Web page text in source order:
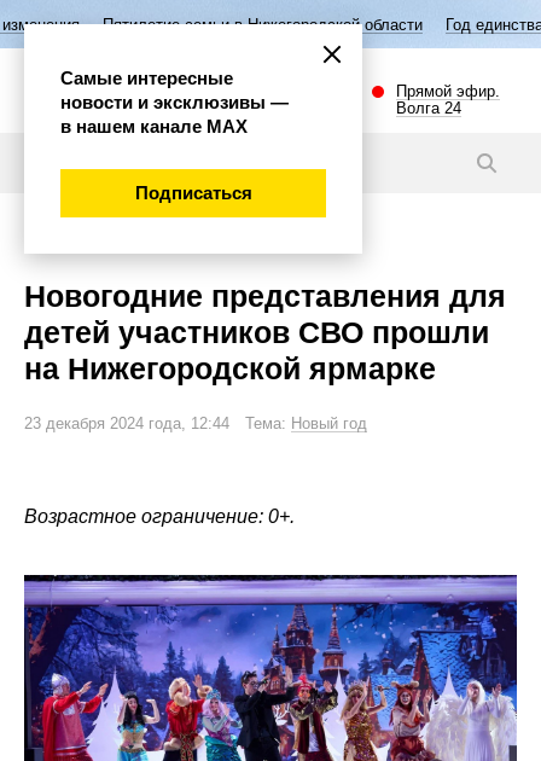
семьи в Нижегородской области Год единства народов
Прямой эфир.
Волга 24
Новогодние представления для
детей участников СВО прошли
на Нижегородской ярмарке
23 декабря 2024 года, 12:44 Тема: Новый год
Возрастное ограничение: 0+.
Самые интересные
новости и эксклюзивы —
в нашем канале МАХ
Подписаться